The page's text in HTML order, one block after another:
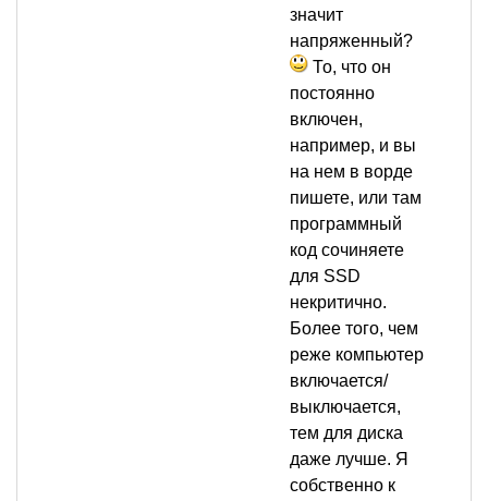
значит
напряженный?
То, что он
постоянно
включен,
например, и вы
на нем в ворде
пишете, или там
программный
код сочиняете
для SSD
некритично.
Более того, чем
реже компьютер
включается/
выключается,
тем для диска
даже лучше. Я
собственно к